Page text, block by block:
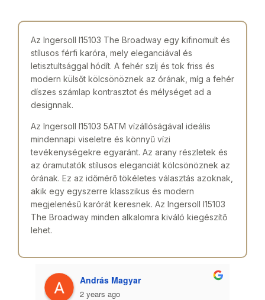
Az Ingersoll I15103 The Broadway egy kifinomult és
stílusos férfi karóra, mely eleganciával és
letisztultsággal hódít. A fehér szíj és tok friss és
modern külsőt kölcsönöznek az órának, míg a fehér
díszes számlap kontrasztot és mélységet ad a
designnak.
Az Ingersoll I15103 5ATM vízállóságával ideális
mindennapi viseletre és könnyű vízi
tevékenységekre egyaránt. Az arany részletek és
az óramutatók stílusos eleganciát kölcsönöznek az
órának. Ez az időmérő tökéletes választás azoknak,
akik egy egyszerre klasszikus és modern
megjelenésű karórát keresnek. Az Ingersoll I15103
The Broadway minden alkalomra kiváló kiegészítő
lehet.
András Magyar
2 years ago